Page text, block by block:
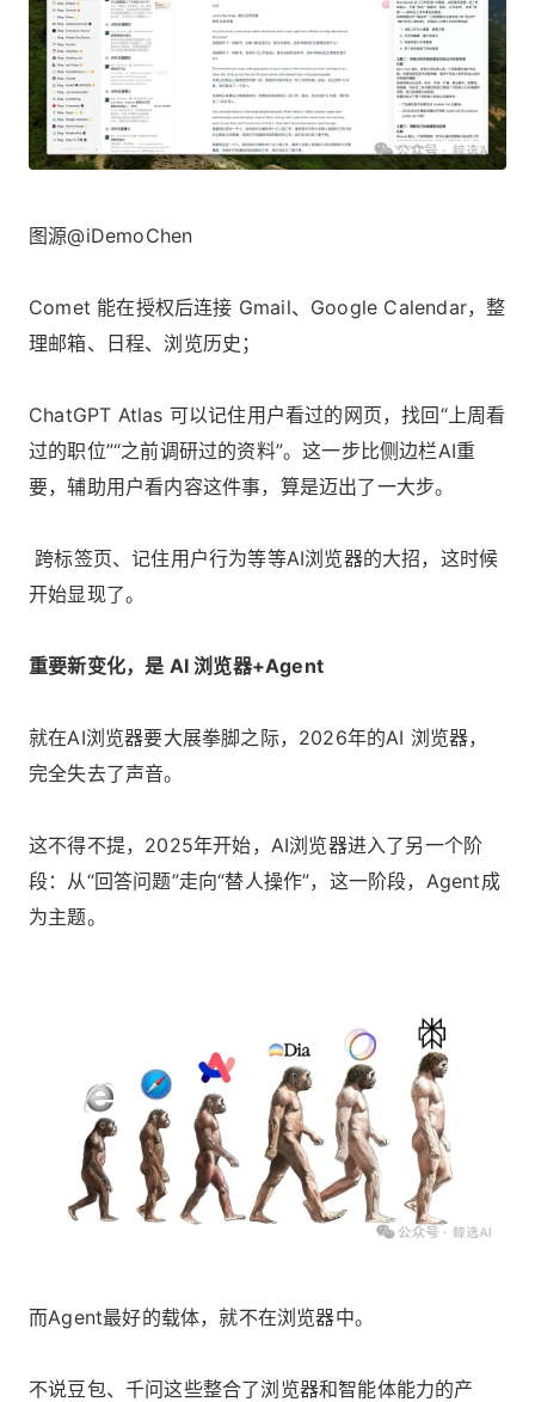
图源@iDemoChen
Comet 能在授权后连接 Gmail、Google Calendar，整
理邮箱、日程、浏览历史；
ChatGPT Atlas 可以记住用户看过的网页，找回“上周看
过的职位”“之前调研过的资料”。这一步比侧边栏AI重
要，辅助用户看内容这件事，算是迈出了一大步。
跨标签页、记住用户行为等等AI浏览器的大招，这时候
开始显现了。
重要新变化，是 AI 浏览器+Agent
就在AI浏览器要大展拳脚之际，2026年的AI 浏览器，
完全失去了声音。
这不得不提，2025年开始，AI浏览器进入了另一个阶
段：从“回答问题”走向“替人操作”，这一阶段，Agent成
为主题。
而Agent最好的载体，就不在浏览器中。
不说豆包、千问这些整合了浏览器和智能体能力的产